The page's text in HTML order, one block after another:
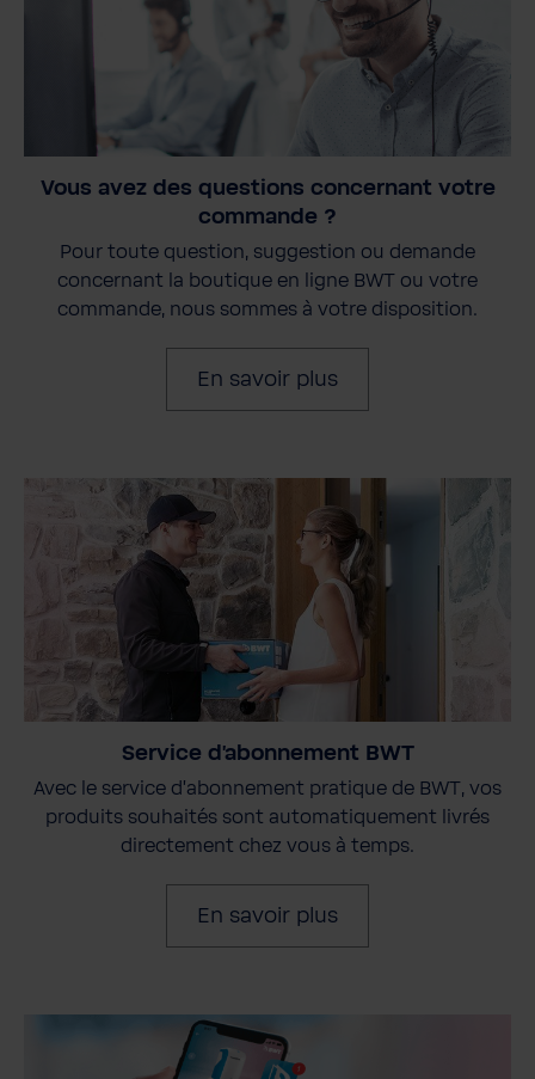
Vous avez des questions concernant votre
commande ?
Pour toute question, suggestion ou demande
concernant la boutique en ligne BWT ou votre
commande, nous sommes à votre disposition.
En savoir plus
Service d'abonnement BWT
Avec le service d'abonnement pratique de BWT, vos
produits souhaités sont automatiquement livrés
directement chez vous à temps.
En savoir plus